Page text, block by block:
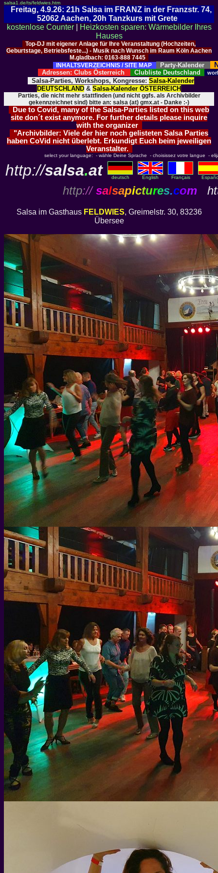
salsa1.de/ts/feldwies.htm
Freitag, 4.9.26: 21h Salsa im FRANZ in der Franzstr. 74,
52062 Aachen, 20h Tanzkurs mit Grete
kostenlose Counter|
Heizkosten sparen: Wärmebilder Ihres
Hauses
Top-DJ mit eigener Anlage für Ihre Veranstaltung (Hochzeiten,
Geburtstage, Betriebsfeste...) - Musik nach Wunsch im Raum Köln Aachen
M.gladbach: 0163-888 7445
INHALTSVERZEICHNIS / SITE MAP
Party-Kalender
Adressen: Clubs Österreich Clubliste Deutschland
Salsa-Parties, Workshops, Kongresse: Salsa-Kalender
DEUTSCHLAND & Salsa-Kalender ÖSTERREICH
Parties, die nicht mehr stattfinden (und nicht ggfs. als Archivbilder
gekennzeichnet sind) bitte an: salsa (at) gmx.at - Danke :-)
Due to Covid, many of the Salsa-Parties listed on this web
site don´t exist anymore. For further details please inquire
with the organizer
"Archivbilder: Viele der hier noch gelisteten Salsa Parties
haben CoVid nicht überlebt. Erkundigt Euch beim jeweiligen
Veranstalter.
select your language: - wähle Deine Sprache - choisissez votre langue -
http://salsa.at deutsch English Français
http:// salsapictures.com
Salsa im Gasthaus FELDWIES, Greimelstr. 30, 83236
Übersee